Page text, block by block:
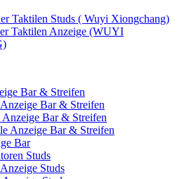
Taktilen Studs ( Wuyi Xiongchang)
Taktilen Anzeige (WUYI
Bar & Streifen
Bar & Streifen
Bar & Streifen
Anzeige Bar & Streifen
Bar
Studs
Studs